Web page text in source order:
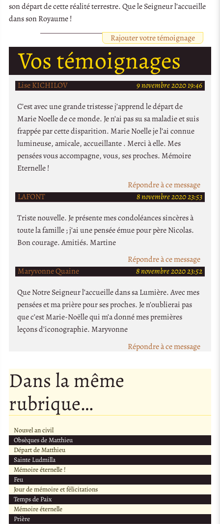
son départ de cette réalité terrestre. Que le Seigneur l’accueille
dans son Royaume !
Rajouter votre témoignage
Vos témoignages
Lise KICHILOV
9 novembre 2020 19:46
C’est avec une grande tristesse j’apprend le départ de
Marie Noelle de ce monde. Je n’ai pas su sa maladie et suis
frappée par cette disparition. Marie Noelle je l’ai connue
lumineuse, amicale, accueillante . Merci à elle. Mes
pensées vous accompagne, vous, ses proches. Mémoire
Eternelle !
Répondre à ce message
LAFONT
8 novembre 2020 23:53
Triste nouvelle. Je présente mes condoléances sincères à
toute la famille ; j’ai une pensée émue pour père Nicolas.
Bon courage. Amitiés. Martine
Répondre à ce message
Maryvonne Quaine
8 novembre 2020 23:52
Que Notre Seigneur l’accueille dans sa Lumière. Avec mes
pensées et ma prière pour ses proches. Je n’oublierai pas
que c’est Marie-Noëlle qui m’a donné mes premières
leçons d’iconographie. Maryvonne
Répondre à ce message
Dans la même
rubrique…
Nouvel an civil
Obsèques de Matthieu
Départ de Matthieu
Sainte Ludmilla
Mémoire éternelle !
Feu
Jour de mémoire et félicitations
Temps de Paix
Mémoire éternelle
Prière